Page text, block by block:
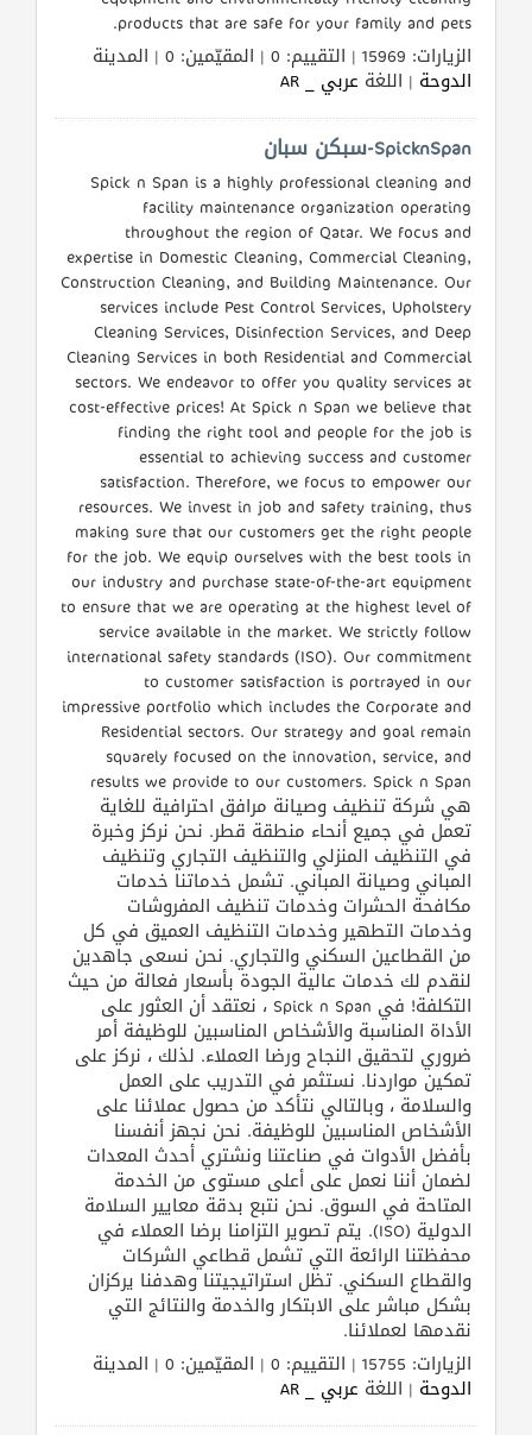
products that are safe for your family and pets.
الزيارات: 15969 | التقييم: 0 | المقيّمين: 0 | المدينة
الدوحة | اللغة عربي _ AR
SpicknSpan-سبكن سبان
Spick n Span is a highly professional cleaning and
facility maintenance organization operating
throughout the region of Qatar. We focus and
expertise in Domestic Cleaning, Commercial Cleaning,
Construction Cleaning, and Building Maintenance. Our
services include Pest Control Services, Upholstery
Cleaning Services, Disinfection Services, and Deep
Cleaning Services in both Residential and Commercial
sectors. We endeavor to offer you quality services at
cost-effective prices! At Spick n Span we believe that
finding the right tool and people for the job is
essential to achieving success and customer
satisfaction. Therefore, we focus to empower our
resources. We invest in job and safety training, thus
making sure that our customers get the right people
for the job. We equip ourselves with the best tools in
our industry and purchase state-of-the-art equipment
to ensure that we are operating at the highest level of
service available in the market. We strictly follow
international safety standards (ISO). Our commitment
to customer satisfaction is portrayed in our
impressive portfolio which includes the Corporate and
Residential sectors. Our strategy and goal remain
squarely focused on the innovation, service, and
results we provide to our customers. Spick n Span
هي شركة تنظيف وصيانة مرافق احترافية للغاية
تعمل في جميع أنحاء منطقة قطر. نحن نركز وخبرة
في التنظيف المنزلي والتنظيف التجاري وتنظيف
المباني وصيانة المباني. تشمل خدماتنا خدمات
مكافحة الحشرات وخدمات تنظيف المفروشات
وخدمات التطهير وخدمات التنظيف العميق في كل
من القطاعين السكني والتجاري. نحن نسعى جاهدين
لنقدم لك خدمات عالية الجودة بأسعار فعالة من حيث
التكلفة! في Spick n Span ، نعتقد أن العثور على
الأداة المناسبة والأشخاص المناسبين للوظيفة أمر
ضروري لتحقيق النجاح ورضا العملاء. لذلك ، نركز على
تمكين مواردنا. نستثمر في التدريب على العمل
والسلامة ، وبالتالي نتأكد من حصول عملائنا على
الأشخاص المناسبين للوظيفة. نحن نجهز أنفسنا
بأفضل الأدوات في صناعتنا ونشتري أحدث المعدات
لضمان أننا نعمل على أعلى مستوى من الخدمة
المتاحة في السوق. نحن نتبع بدقة معايير السلامة
الدولية (ISO). يتم تصوير التزامنا برضا العملاء في
محفظتنا الرائعة التي تشمل قطاعي الشركات
والقطاع السكني. تظل استراتيجيتنا وهدفنا يركزان
بشكل مباشر على الابتكار والخدمة والنتائج التي
نقدمها لعملائنا.
الزيارات: 15755 | التقييم: 0 | المقيّمين: 0 | المدينة
الدوحة | اللغة عربي _ AR